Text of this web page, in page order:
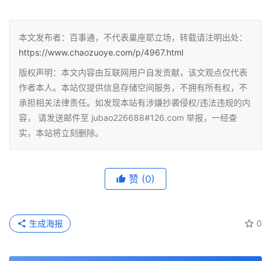
本文发布者：百事通，不代表巢座耶立场，转载请注明出处：
https://www.chaozuoye.com/p/4967.html
版权声明：本文内容由互联网用户自发贡献，该文观点仅代表
作者本人。本站仅提供信息存储空间服务，不拥有所有权，不
承担相关法律责任。如发现本站有涉嫌抄袭侵权/违法违规的内
容， 请发送邮件至 jubao226688#126.com 举报，一经查
实，本站将立刻删除。
赞 (0)
0
生成海报